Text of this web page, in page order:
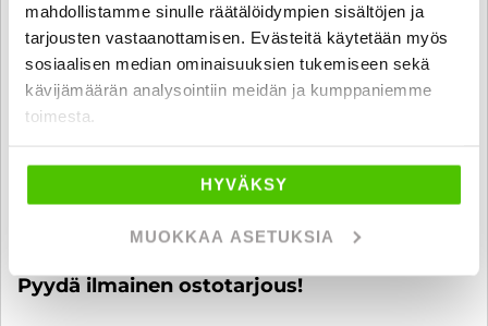
mahdollistamme sinulle räätälöidympien sisältöjen ja
tarjousten vastaanottamisen. Evästeitä käytetään myös
sosiaalisen median ominaisuuksien tukemiseen sekä
kävijämäärän analysointiin meidän ja kumppaniemme
toimesta.
HYVÄKSY
MUOKKAA ASETUKSIA
Pyydä ilmainen ostotarjous!